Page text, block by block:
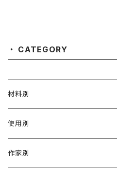
CATEGORY
材料別
陶磁器
ガラス
使用別
茶壺 急须 土瓶
作家別